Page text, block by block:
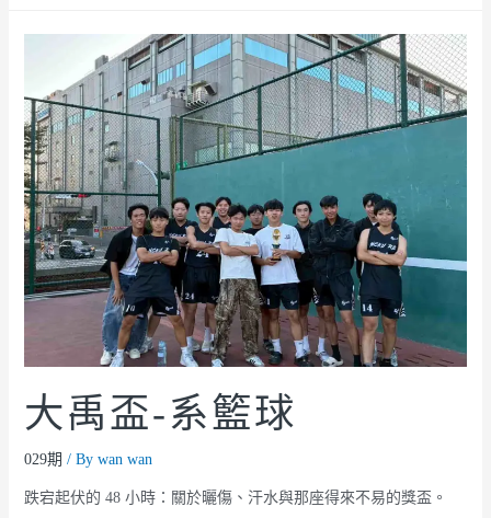
大禹盃-系籃球
029期 / By wan wan
跌宕起伏的 48 小時：關於曬傷、汗水與那座得來不易的獎盃。